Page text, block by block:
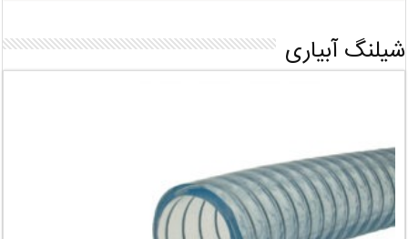
شیلنگ آبیاری